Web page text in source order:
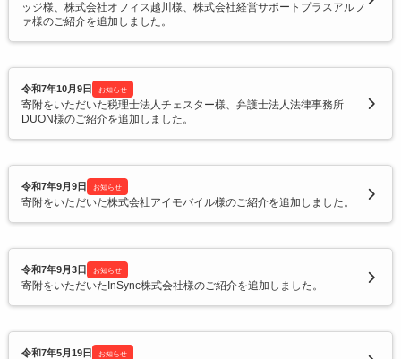
ッジ様、株式会社オフィス越川様、株式会社経営サポートプラスアルフ
ァ様のご紹介を追加しました。
令和7年10月9日 お知らせ
寄附をいただいた税理士法人チェスター様、弁護士法人法律事務所
DUON様のご紹介を追加しました。
令和7年9月9日 お知らせ
寄附をいただいた株式会社アイモバイル様のご紹介を追加しました。
令和7年9月3日 お知らせ
寄附をいただいたInSync株式会社様のご紹介を追加しました。
令和7年5月19日 お知らせ